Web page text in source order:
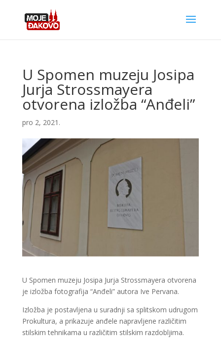
U Spomen muzeju Josipa
Jurja Strossmayera
otvorena izložba “Anđeli”
pro 2, 2021.
U Spomen muzeju Josipa Jurja Strossmayera otvorena
je izložba fotografija “Anđeli” autora Ive Pervana.
Izložba je postavljena u suradnji sa splitskom udrugom
Prokultura, a prikazuje anđele napravljene različitim
stilskim tehnikama u različitim stilskim razdobljima.